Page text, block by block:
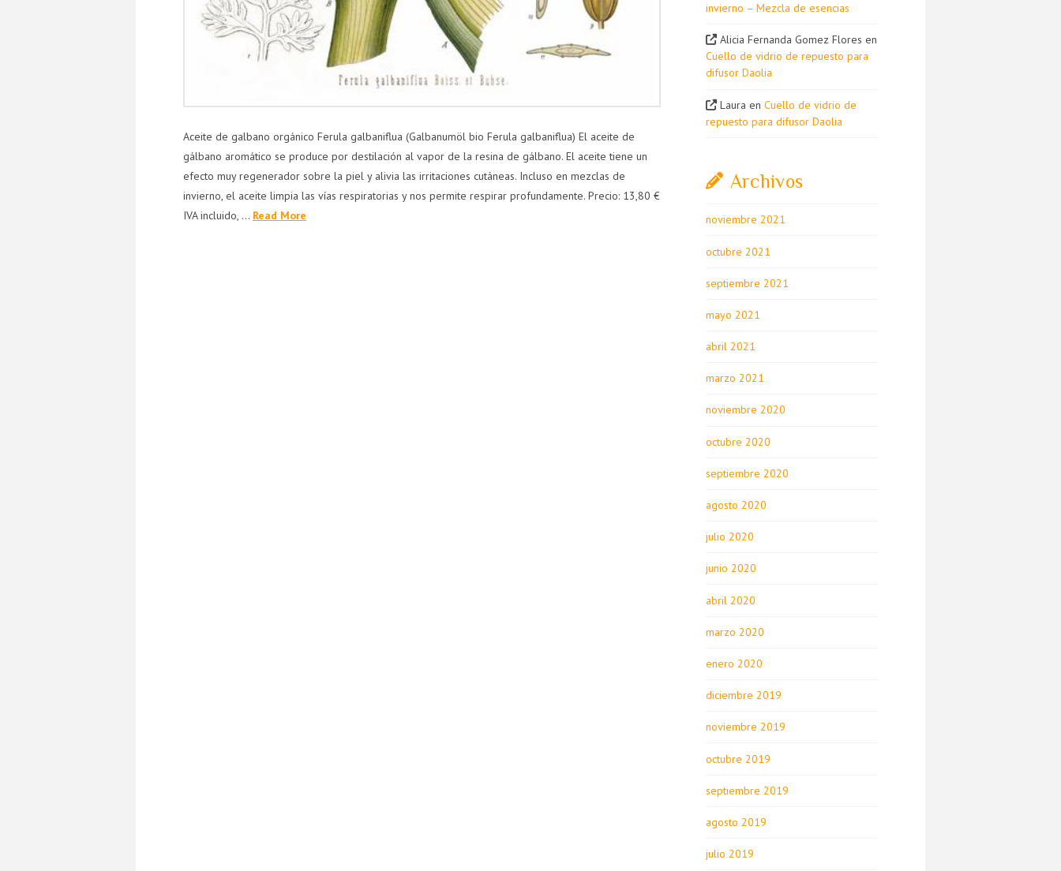
Aceite de galbano orgánico Ferula galbaniflua (Galbanumöl bio Ferula galbaniflua) El aceite de
gálbano aromático se produce por destilación al vapor de la resina de gálbano. El aceite tiene un
efecto muy regenerador sobre la piel y alivia las irritaciones cutáneas. Incluso en mezclas de
invierno, el aceite limpia las vías respiratorias y nos permite respirar profundamente. Precio: 13,80 €
IVA incluido, … Read More
invierno – Mezcla de esencias
Alicia Fernanda Gomez Flores en
Cuello de vidrio de repuesto para
difusor Daolia
Laura en Cuello de vidrio de
repuesto para difusor Daolia
Archivos
noviembre 2021
octubre 2021
septiembre 2021
mayo 2021
abril 2021
marzo 2021
noviembre 2020
octubre 2020
septiembre 2020
agosto 2020
julio 2020
junio 2020
abril 2020
marzo 2020
enero 2020
diciembre 2019
noviembre 2019
octubre 2019
septiembre 2019
agosto 2019
julio 2019